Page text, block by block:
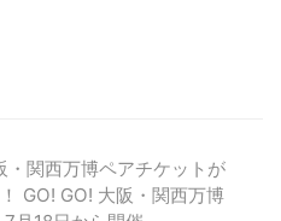
・関西万博ペアチケットが
GO! GO! 大阪・関西万博